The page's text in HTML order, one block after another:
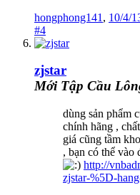
hongphong141 , 10/4/
#4
zjstar
Mới Tập Cầu
dùng sản phẩm
chính hãng ,
giá cũng tầm
, bạn có thể vào
http://
zjstar-%5D-